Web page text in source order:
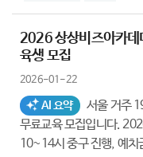
2026 상상비즈아카데
육생 모집
2026-01-22
AI 요약
서울 거주
무료교육 모집입니다. 2026.1.22~2.8 신청, 3.3~6.3 평일
10~14시 중구 진행, 예치